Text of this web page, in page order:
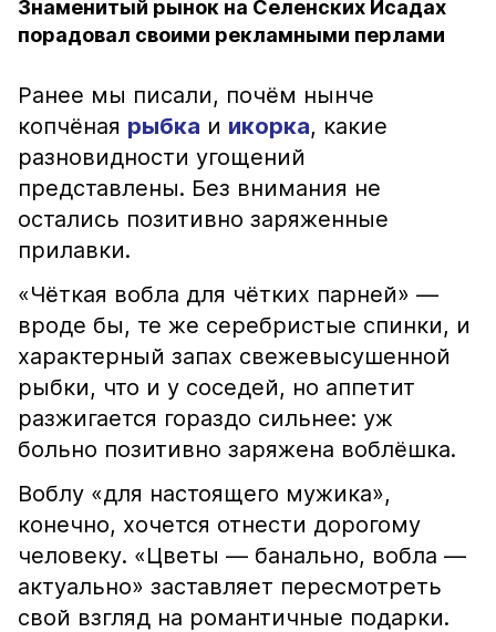
Знаменитый рынок на Селенских Исадах
порадовал своими рекламными перлами
Ранее мы писали, почём нынче
копчёная рыбка и икорка, какие
разновидности угощений
представлены. Без внимания не
остались позитивно заряженные
прилавки.
«Чёткая вобла для чётких парней» —
вроде бы, те же серебристые спинки, и
характерный запах свежевысушенной
рыбки, что и у соседей, но аппетит
разжигается гораздо сильнее: уж
больно позитивно заряжена воблёшка.
Воблу «для настоящего мужика»,
конечно, хочется отнести дорогому
человеку. «Цветы — банально, вобла —
актуально» заставляет пересмотреть
свой взгляд на романтичные подарки.